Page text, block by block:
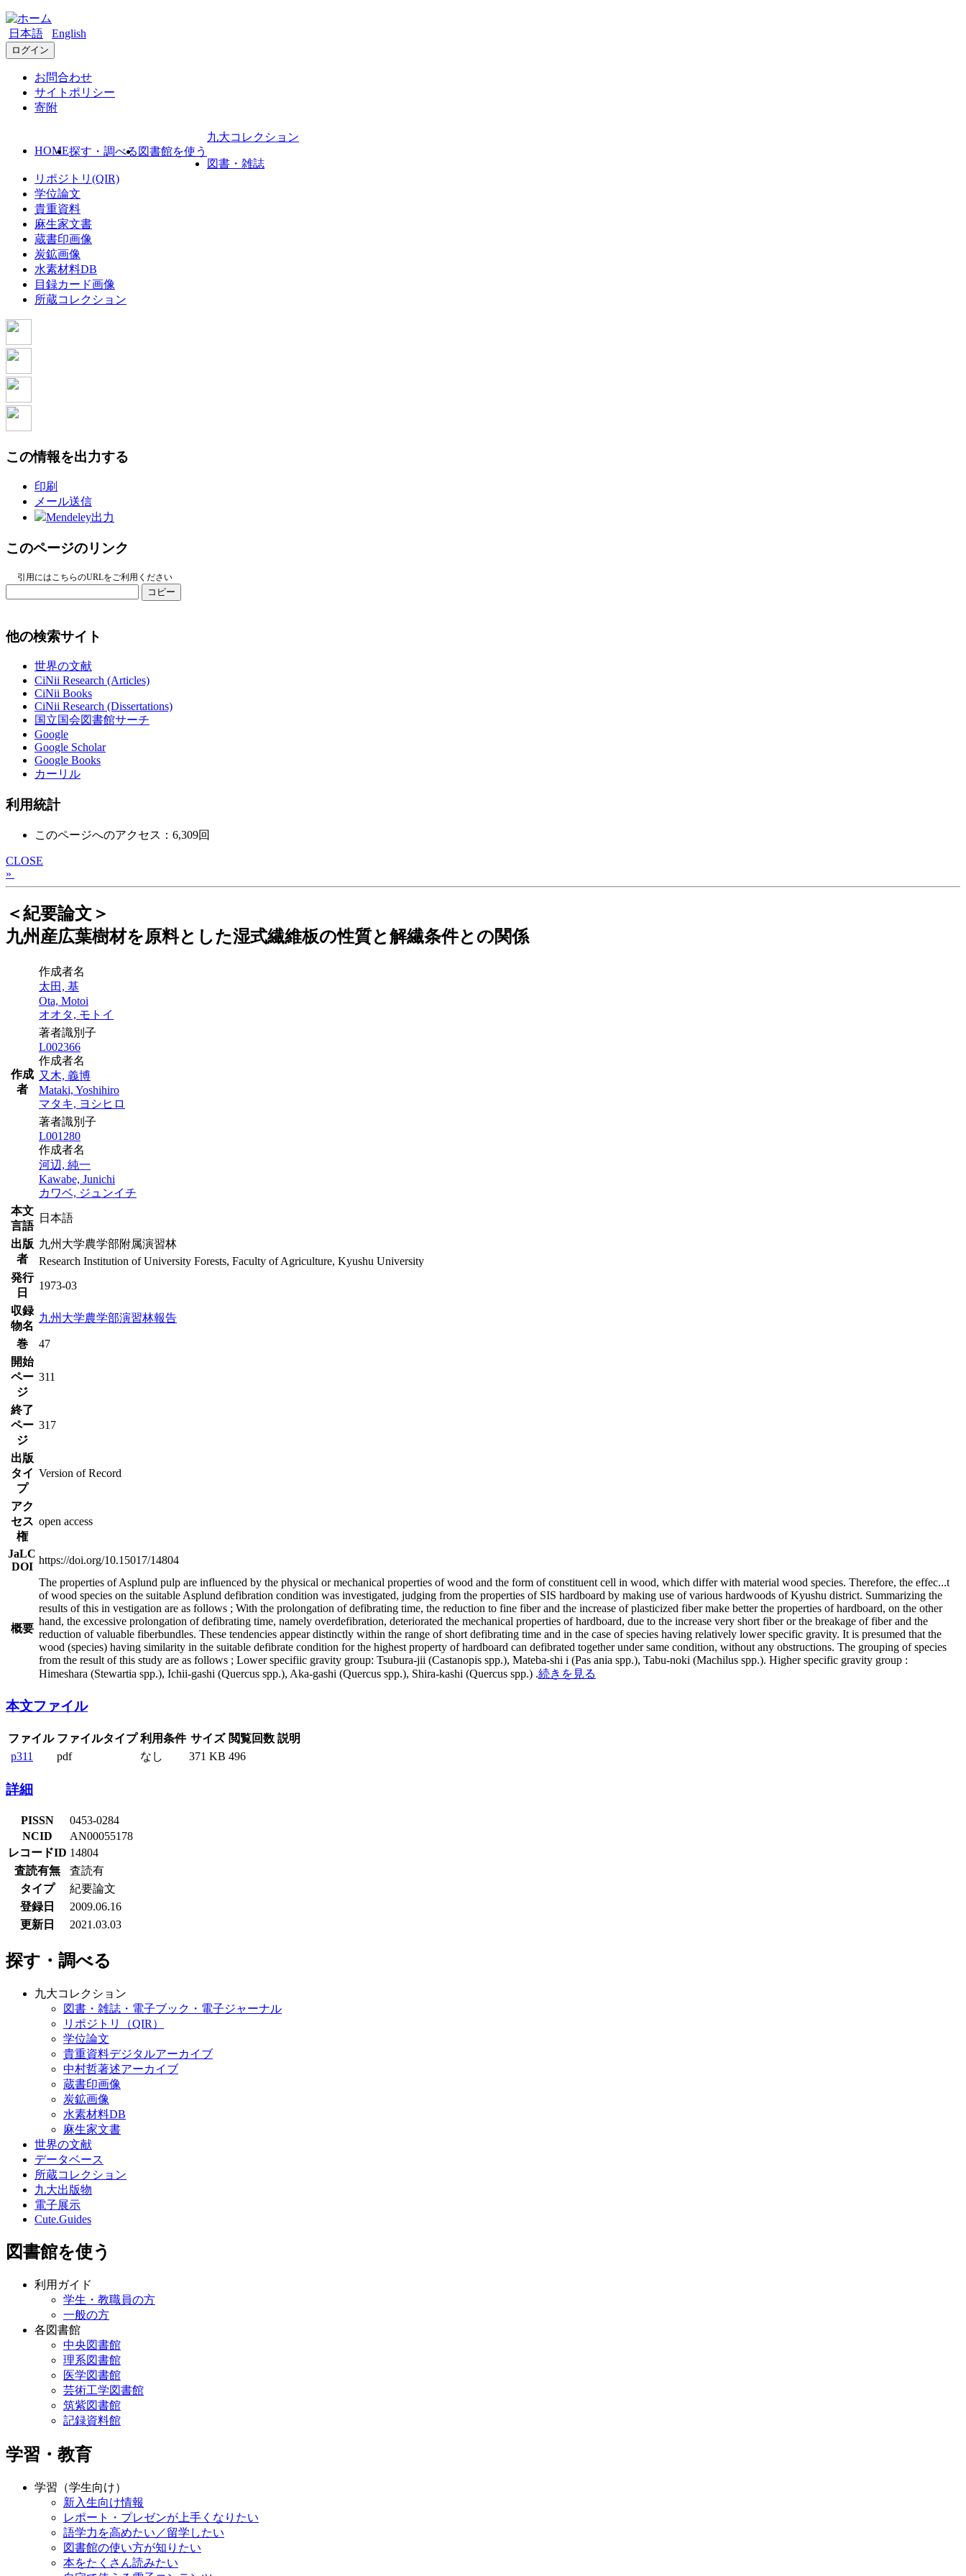
日本語 English
ログイン
お問合わせ
サイトポリシー
寄附
HOME探す・調べる 図書館を使う
九大コレクション
図書・雑誌
リポジトリ(QIR)
学位論文
貴重資料
麻生家文書
蔵書印画像
炭鉱画像
水素材料DB
目録カード画像
所蔵コレクション
この情報を出力する
印刷
メール送信
Mendeley出力
このページのリンク
引用にはこちらのURLをご利用ください
コピー
他の検索サイト
世界の文献
CiNii Research (Articles)
CiNii Books
CiNii Research (Dissertations)
国立国会図書館サーチ
Google
Google Scholar
Google Books
カーリル
利用統計
このページへのアクセス：6,309回
CLOSE
»
＜紀要論文＞
九州産広葉樹材を原料とした湿式繊維板の性質と解繊条件との関係
作成
者
作成者名
太田, 基
Ota, Motoi
オオタ, モトイ
著者識別子
L002366
作成者名
又木, 義博
Mataki, Yoshihiro
マタキ, ヨシヒロ
著者識別子
L001280
作成者名
河辺, 純一
Kawabe, Junichi
カワベ, ジュンイチ
本文
言語
日本語
出版
者
九州大学農学部附属演習林
Research Institution of University Forests, Faculty of Agriculture, Kyushu University
発行
日
1973-03
収録
物名
九州大学農学部演習林報告
巻
47
開始
ペー
ジ
311
終了
ペー
ジ
317
出版
タイ
プ
Version of Record
アク
セス
権
open access
JaLC
DOI
https://doi.org/10.15017/14804
概要
The properties of Asplund pulp are influenced by the physical or mechanical properties of wood and the form of constituent cell in wood, which differ with material wood species. Therefore, the effec...t
of wood species on the suitable Asplund defibration condition was investigated, judging from the properties of SIS hardboard by making use of various hardwoods of Kyushu district. Summarizing the
results of this in vestigation are as follows ; With the prolongation of defibrating time, the reduction to fine fiber and the increase of plasticized fiber make better the properties of hardboard, on the other
hand, the excessive prolongation of defibrating time, namely overdefibration, deteriorated the mechanical properties of hardboard, due to the increase very short fiber or the breakage of fiber and the
reduction of valuable fiberbundles. These tendencies appear distinctly within the range of short defibrating time and in the case of species having relatively lower specific gravity. It is presumed that the
wood (species) having similarity in the suitable defibrate condition for the highest property of hardboard can defibrated together under same condition, without any obstructions. The grouping of species
from the result of this study are as follows ; Lower specifiic gravity group: Tsubura-jii (Castanopis spp.), Mateba-shi i (Pas ania spp.), Tabu-noki (Machilus spp.). Higher specific gravity group :
Himeshara (Stewartia spp.), Ichii-gashi (Quercus spp.), Aka-gashi (Quercus spp.), Shira-kashi (Quercus spp.) .続きを見る
本文ファイル
ファイル ファイルタイプ 利用条件 サイズ 閲覧回数 説明
p311
pdf なし 371 KB 496
詳細
PISSN
0453-0284
NCID
AN00055178
レコードID 14804
査読有無
査読有
タイプ
紀要論文
登録日
2009.06.16
更新日
2021.03.03
探す・調べる
九大コレクション
図書・雑誌・電子ブック・電子ジャーナル
リポジトリ（QIR）
学位論文
貴重資料デジタルアーカイブ
中村哲著述アーカイブ
蔵書印画像
炭鉱画像
水素材料DB
麻生家文書
世界の文献
データベース
所蔵コレクション
九大出版物
電子展示
Cute.Guides
図書館を使う
利用ガイド
学生・教職員の方
一般の方
各図書館
中央図書館
理系図書館
医学図書館
芸術工学図書館
筑紫図書館
記録資料館
学習・教育
学習（学生向け）
新入生向け情報
レポート・プレゼンが上手くなりたい
語学力を高めたい／留学したい
図書館の使い方が知りたい
本をたくさん読みたい